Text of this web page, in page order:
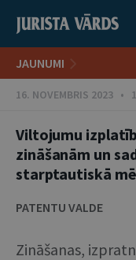
JAUNUMI
16. NOVEMBRIS 2023 •
Viltojumu
zināšanām un
starptautiskā
PATENTU VALDE
Zināšanas,